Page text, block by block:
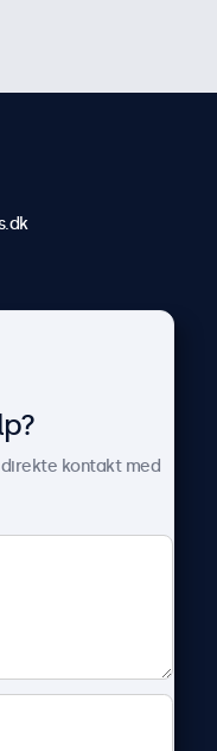
kontakt med